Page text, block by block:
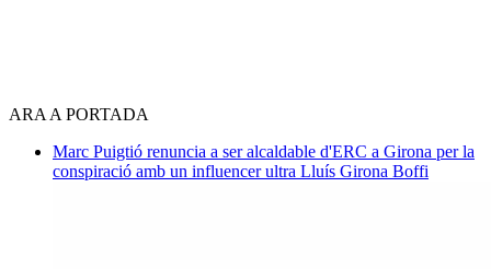
ARA A PORTADA
Marc Puigtió renuncia a ser alcaldable d'ERC a Girona per la
conspiració amb un influencer ultra Lluís Girona Boffi